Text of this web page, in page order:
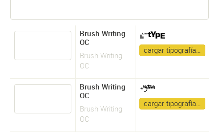
Brush Writing
OC
Brush Writing
OC
cargar tipografía…
Brush Writing
OC
Brush Writing
OC
cargar tipografía…